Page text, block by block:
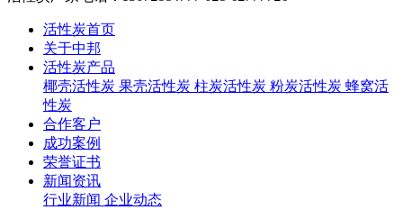
活性炭首页
关于中邦
活性炭产品
椰壳活性炭 果壳活性炭 柱炭活性炭 粉炭活性炭 蜂窝活
性炭
合作客户
成功案例
荣誉证书
新闻资讯
行业新闻 企业动态